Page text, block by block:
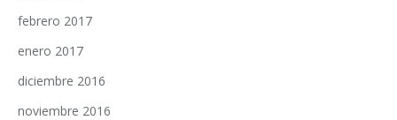
febrero 2017
enero 2017
diciembre 2016
noviembre 2016